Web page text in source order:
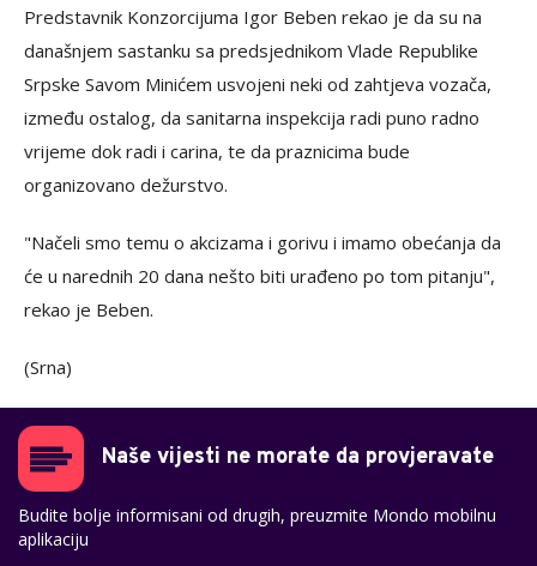
Predstavnik Konzorcijuma Igor Beben rekao je da su na
današnjem sastanku sa predsjednikom Vlade Republike
Srpske Savom Minićem usvojeni neki od zahtjeva vozača,
između ostalog, da sanitarna inspekcija radi puno radno
vrijeme dok radi i carina, te da praznicima bude
organizovano dežurstvo.
"Načeli smo temu o akcizama i gorivu i imamo obećanja da
će u narednih 20 dana nešto biti urađeno po tom pitanju",
rekao je Beben.
(Srna)
Naše vijesti ne morate da provjeravate
Budite bolje informisani od drugih, preuzmite Mondo mobilnu
aplikaciju